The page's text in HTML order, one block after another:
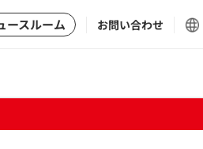
ースルーム お問い合わせ